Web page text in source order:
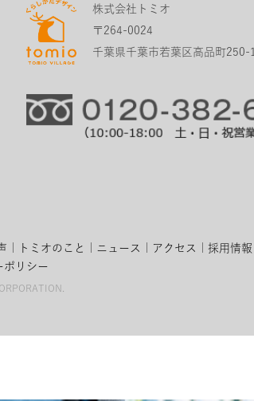
株式会社トミオ
〒264-0024
千葉県千葉市若葉区高品町250-1
トミオのこと ニュース アクセス 採用情報
ポリシー